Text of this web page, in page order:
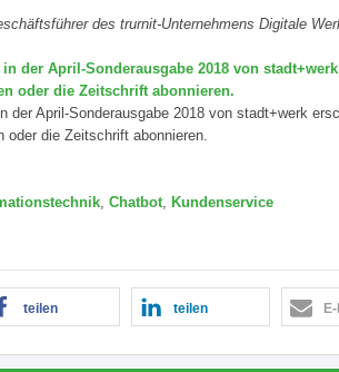
des trurnit-Unternehmens Digitale
der April-Sonderausgabe 2018 von
oder die Zeitschrift abonnieren.
der April-Sonderausgabe 2018 von stadt+werk
oder die Zeitschrift abonnieren.
Chatbot Kundenservice
teilen teilen